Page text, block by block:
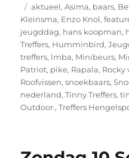
Tags
aktueel,Asima, baars,
Kleinsma, Enzo Knol,
jeugddag, hans koopman,
Treffers, Humminbird,
treffers, lmba, Minibeurs,
Patriot, pike, Rapala, Rocky
Roofvissen,snoekbaars,
nederland,Tinny Treffers,
Outdoor.,Treffers